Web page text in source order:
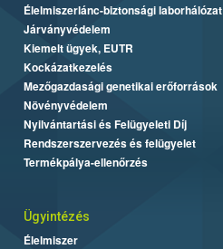
Élelmiszerlánc-biztonsági laborhálózat
Járványvédelem
Kiemelt ügyek, EUTR
Kockázatkezelés
Mezőgazdasági genetikai erőforrások
Növényvédelem
Nyilvántartási és Felügyeleti Díj
Rendszerszervezés és felügyelet
Termékpálya-ellenőrzés
Ügyintézés
Élelmiszer